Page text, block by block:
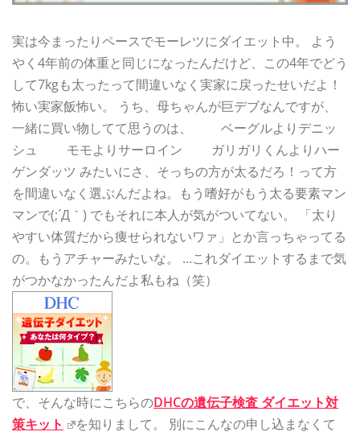
実は今まったりペースでモーレツにダイエット中。 よう
やく4年前の体重と同じになったんだけど、この4年でどう
して7kgも太ったって間違いなく実家に戻ったせいだよ！
怖い実家飯怖い。 うち、母ちゃんが巨デブなんですが、
一緒に買い物してて思うのは、 ベーグルよりデニッ
シュ モモよりサーロイン ガリガリくんよりハー
ゲンダッツ みたいにさ、そっちの方が太るだろ！って方
を間違いなく選ぶんだよね。もう嗜好がもう太る要素マン
マンで(;´Д｀) でもそれに本人が気がついてない。 「太り
やすい体質だから痩せられないワァ」とか言っちゃってる
の。もうアチャーみたいな。 …これダイエットするまで気
がつかなかったんだよ私もね（笑）
で、そんな時にこちらのDHCの遺伝子検査 ダイエット対
策キット
を知りまして。 別にこんなの申し込まなくて